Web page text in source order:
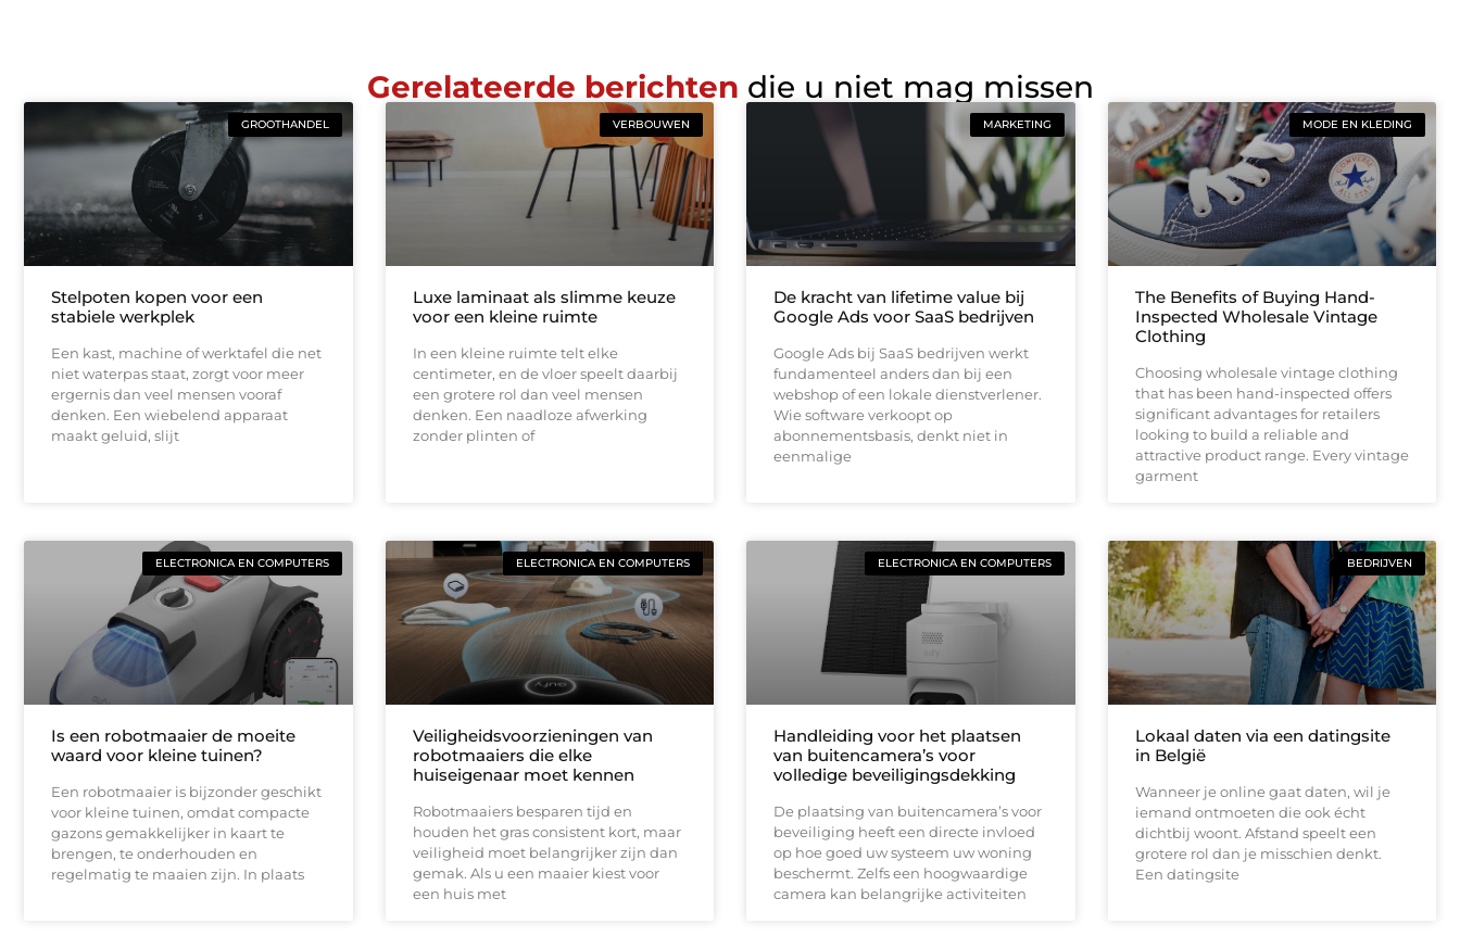
Gerelateerde berichten die u niet mag missen
GROOTHANDEL
Stelpoten kopen voor een
stabiele werkplek
Een kast, machine of werktafel die net
niet waterpas staat, zorgt voor meer
ergernis dan veel mensen vooraf
denken. Een wiebelend apparaat
maakt geluid, slijt
VERBOUWEN
Luxe laminaat als slimme keuze
voor een kleine ruimte
In een kleine ruimte telt elke
centimeter, en de vloer speelt daarbij
een grotere rol dan veel mensen
denken. Een naadloze afwerking
zonder plinten of
MARKETING
De kracht van lifetime value bij
Google Ads voor SaaS bedrijven
Google Ads bij SaaS bedrijven werkt
fundamenteel anders dan bij een
webshop of een lokale dienstverlener.
Wie software verkoopt op
abonnementsbasis, denkt niet in
eenmalige
MODE EN KLEDING
The Benefits of Buying Hand-
Inspected Wholesale Vintage
Clothing
Choosing wholesale vintage clothing
that has been hand-inspected offers
significant advantages for retailers
looking to build a reliable and
attractive product range. Every vintage
garment
ELECTRONICA EN COMPUTERS
Is een robotmaaier de moeite
waard voor kleine tuinen?
Een robotmaaier is bijzonder geschikt
voor kleine tuinen, omdat compacte
gazons gemakkelijker in kaart te
brengen, te onderhouden en
regelmatig te maaien zijn. In plaats
ELECTRONICA EN COMPUTERS
Veiligheidsvoorzieningen van
robotmaaiers die elke
huiseigenaar moet kennen
Robotmaaiers besparen tijd en
houden het gras consistent kort, maar
veiligheid moet belangrijker zijn dan
gemak. Als u een maaier kiest voor
een huis met
ELECTRONICA EN COMPUTERS
Handleiding voor het plaatsen
van buitencamera’s voor
volledige beveiligingsdekking
De plaatsing van buitencamera’s voor
beveiliging heeft een directe invloed
op hoe goed uw systeem uw woning
beschermt. Zelfs een hoogwaardige
camera kan belangrijke activiteiten
BEDRIJVEN
Lokaal daten via een datingsite
in België
Wanneer je online gaat daten, wil je
iemand ontmoeten die ook écht
dichtbij woont. Afstand speelt een
grotere rol dan je misschien denkt.
Een datingsite